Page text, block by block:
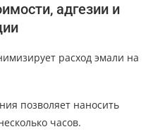
адгезии и
расход эмали на
позволяет наносить
часов.